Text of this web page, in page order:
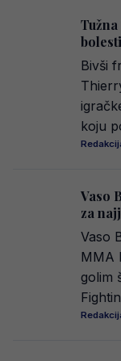
Bivši
koju
Vaso
za
Vaso
MMA
golim